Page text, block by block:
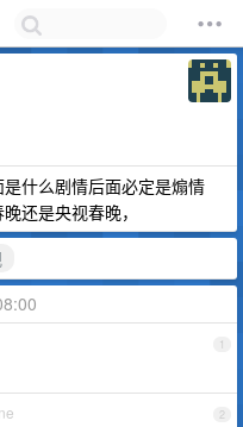
什么剧情后面必定是煽情
还是央视春晚，
1
2